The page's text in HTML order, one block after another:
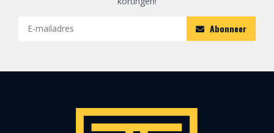
Abonneer